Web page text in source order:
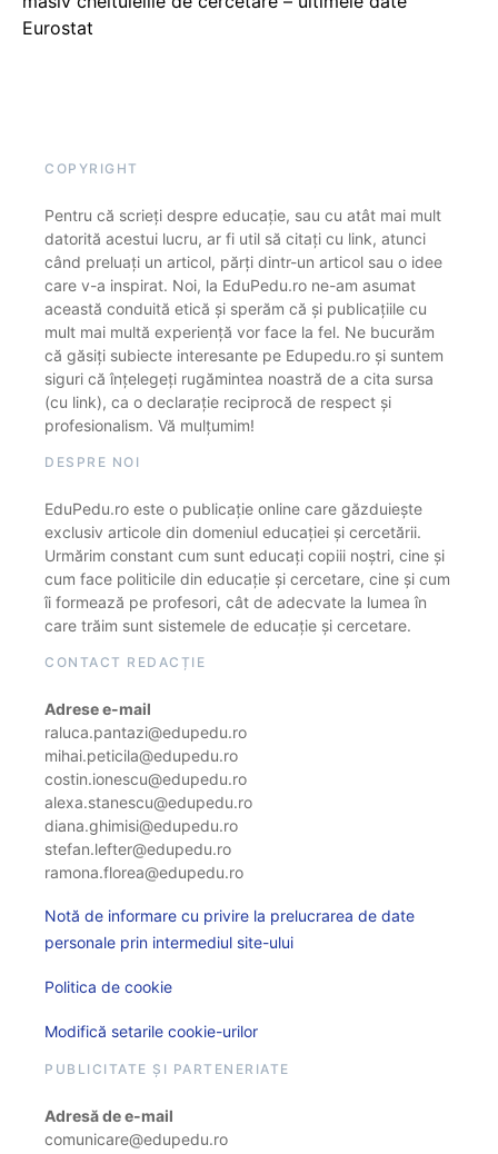
Eurostat
COPYRIGHT
Pentru că scrieți despre educație, sau cu atât mai mult
datorită acestui lucru, ar fi util să citați cu link, atunci
când preluați un articol, părți dintr-un articol sau o idee
care v-a inspirat. Noi, la EduPedu.ro ne-am asumat
această conduită etică și sperăm că și publicațiile cu
mult mai multă experiență vor face la fel. Ne bucurăm
că găsiți subiecte interesante pe Edupedu.ro și suntem
siguri că înțelegeți rugămintea noastră de a cita sursa
(cu link), ca o declarație reciprocă de respect și
profesionalism. Vă mulțumim!
DESPRE NOI
EduPedu.ro este o publicație online care găzduiește
exclusiv articole din domeniul educației și cercetării.
Urmărim constant cum sunt educați copiii noștri, cine și
cum face politicile din educație și cercetare, cine și cum
îi formează pe profesori, cât de adecvate la lumea în
care trăim sunt sistemele de educație și cercetare.
CONTACT REDACȚIE
Adrese e-mail
raluca.pantazi@edupedu.ro
mihai.peticila@edupedu.ro
costin.ionescu@edupedu.ro
alexa.stanescu@edupedu.ro
diana.ghimisi@edupedu.ro
stefan.lefter@edupedu.ro
ramona.florea@edupedu.ro
Notă de informare cu privire la prelucrarea de date
personale prin intermediul site-ului
Politica de cookie
Modifică setarile cookie-urilor
PUBLICITATE ȘI PARTENERIATE
Adresă de e-mail
comunicare@edupedu.ro